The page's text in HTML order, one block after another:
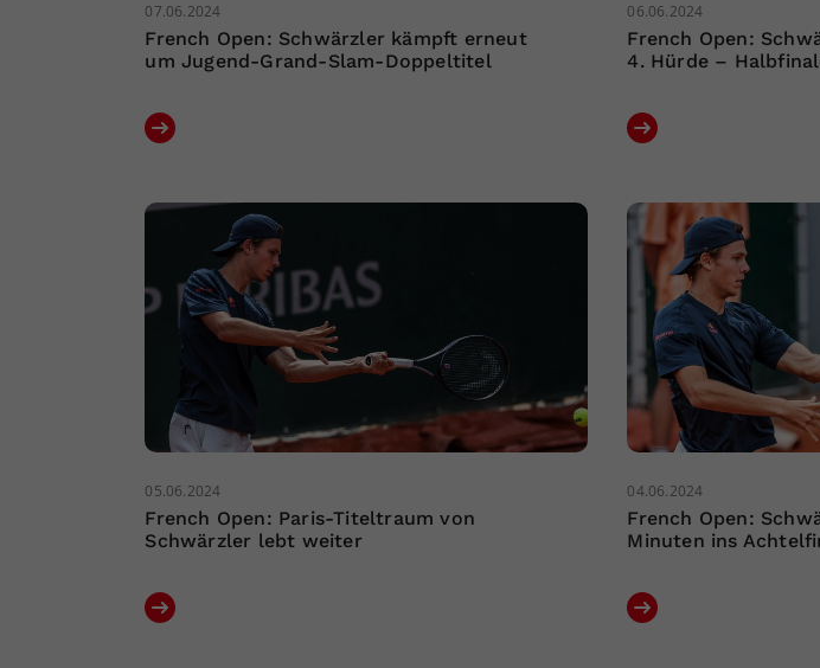
07.06.2024
French Open: Schwärzler kämpft erneut
um Jugend-Grand-Slam-Doppeltitel
06.06.2024
French Open:
4. Hürde –
05.06.2024
French Open: Paris-Titeltraum von
Schwärzler lebt weiter
04.06.2024
French Open:
Minuten ins